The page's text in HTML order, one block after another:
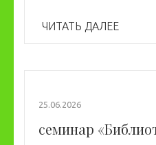
ЧИТАТЬ ДАЛЕЕ
25.06.2026
семинар